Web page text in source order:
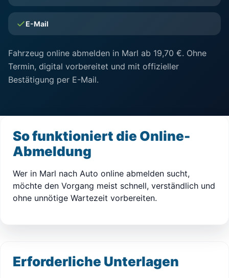
E-Mail
Fahrzeug online abmelden in Marl ab 19,70 €. Ohne
Termin, digital vorbereitet und mit offizieller
Bestätigung per E-Mail.
So funktioniert die Online-
Abmeldung
Wer in Marl nach Auto online abmelden sucht,
möchte den Vorgang meist schnell, verständlich und
ohne unnötige Wartezeit vorbereiten.
Erforderliche Unterlagen